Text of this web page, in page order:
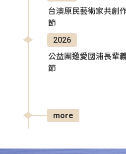
台澳原民藝術家共創
節
2026
公益團邀愛國浦長輩
節
more